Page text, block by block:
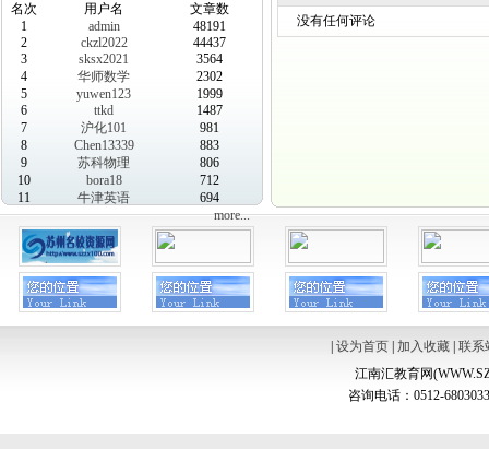
名次 用户名
文章数
1
admin
48191
2
ckzl2022
44437
3
sksx2021
3564
4
华师数学
2302
5
yuwen123
1999
6
ttkd
1487
7
沪化101
981
8
Chen13339
883
9
苏科物理
806
10
bora18
712
11
牛津英语
694
more...
没有任何评论
设为首页| 加入收藏| 联系
江南汇教育网
咨询电话：0512-